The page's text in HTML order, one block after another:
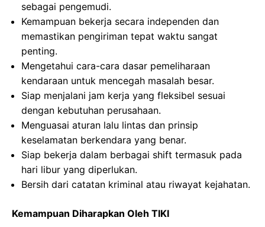
sebagai pengemudi.
Kemampuan bekerja secara independen dan
memastikan pengiriman tepat waktu sangat
penting.
Mengetahui cara-cara dasar pemeliharaan
kendaraan untuk mencegah masalah besar.
Siap menjalani jam kerja yang fleksibel sesuai
dengan kebutuhan perusahaan.
Menguasai aturan lalu lintas dan prinsip
keselamatan berkendara yang benar.
Siap bekerja dalam berbagai shift termasuk pada
hari libur yang diperlukan.
Bersih dari catatan kriminal atau riwayat kejahatan.
Kemampuan Diharapkan Oleh TIKI